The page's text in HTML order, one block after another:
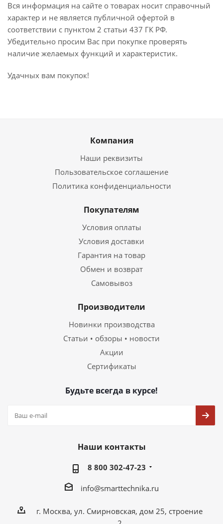
Вся информация на сайте о товарах носит справочный
характер и не является публичной офертой в
соответствии с пунктом 2 статьи 437 ГК РФ.
Убедительно просим Вас при покупке проверять
наличие желаемых функций и характеристик.
Удачных вам покупок!
Компания
Наши реквизиты
Пользовательское соглашение
Политика конфиденциальности
Покупателям
Условия оплаты
Условия доставки
Гарантия на товар
Обмен и возврат
Самовывоз
Производители
Новинки производства
Статьи • обзоры • новости
Акции
Сертификаты
Будьте всегда в курсе!
Наши контакты
8 800 302-47-23
info@smarttechnika.ru
г. Москва, ул. Смирновская, дом 25, строение